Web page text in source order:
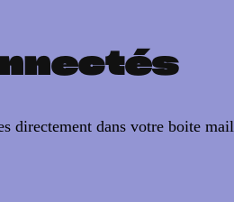
directement dans votre boite mail